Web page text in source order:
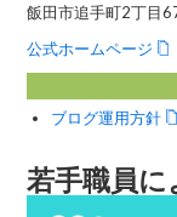
飯田市追手町2丁目
公式ホームページ
ブログ運用方針
若手職員